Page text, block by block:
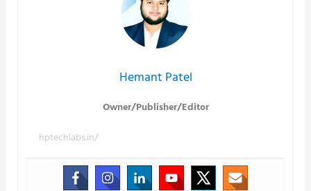
Hemant Patel
Owner/Publisher/Editor
hptechlabs.in/